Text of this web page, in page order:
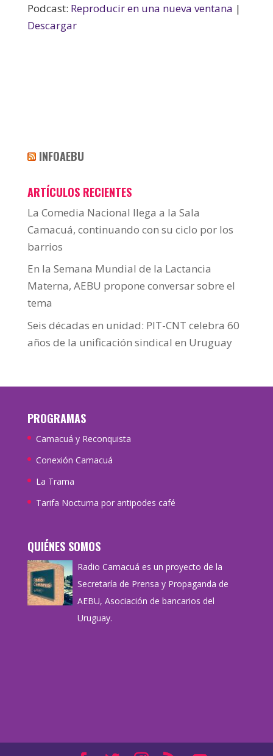
Podcast: Reproducir en una nueva ventana |
Descargar
INFOAEBU
ARTÍCULOS RECIENTES
La Comedia Nacional llega a la Sala
Camacuá, continuando con su ciclo por los
barrios
En la Semana Mundial de la Lactancia
Materna, AEBU propone conversar sobre el
tema
Seis décadas en unidad: PIT-CNT celebra 60
años de la unificación sindical en Uruguay
PROGRAMAS
Camacuá y Reconquista
Conexión Camacuá
La Trama
Tarifa Nocturna por antipodes café
QUIÉNES SOMOS
Radio Camacuá es un proyecto de la
Secretaría de Prensa y Propaganda de
AEBU, Asociación de bancarios del
Uruguay.